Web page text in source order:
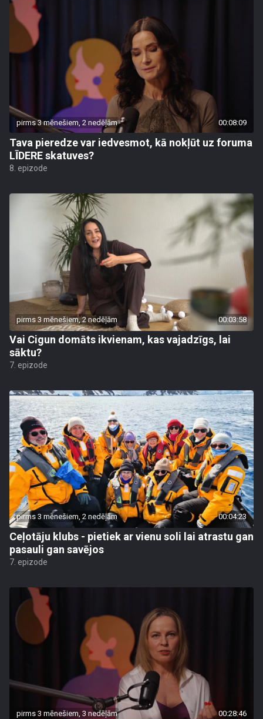
pirms 3 mēnešiem, 2 nedēļām 00:08:09
Tava pieredze var iedvesmot, kā nokļūt uz foruma
LĪDERE skatuves?
8. epizode
pirms 3 mēnešiem, 2 nedēļām 00:03:58
Vai Cigun domāts ikvienam, kas vajadzīgs, lai
sāktu?
7. epizode
pirms 3 mēnešiem, 2 nedēļām 00:04:23
Ceļotāju klubs - pietiek ar vienu soli lai atrastu gan
pasauli gan savējos
7. epizode
pirms 3 mēnešiem, 3 nedēļām 00:28:46